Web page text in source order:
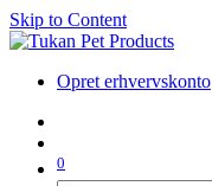
Skip to Content
Opret erhvervskonto
0